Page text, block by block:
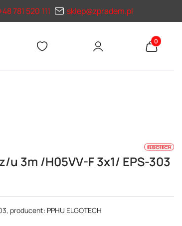
781 520 111 sklep@zpradem.pl
Produkty
u 3m /H05VV-F 3x1/ EPS-303
producent: PPHU ELGOTECH